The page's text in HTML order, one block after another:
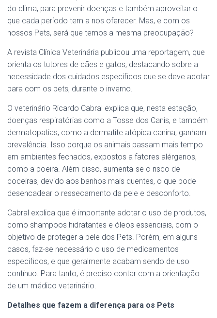
do clima, para prevenir doenças e também aproveitar o
que cada período tem a nos oferecer. Mas, e com os
nossos Pets, será que temos a mesma preocupação?
A revista Clínica Veterinária publicou uma reportagem, que
orienta os tutores de cães e gatos, destacando sobre a
necessidade dos cuidados específicos que se deve adotar
para com os pets, durante o inverno.
O veterinário Ricardo Cabral explica que, nesta estação,
doenças respiratórias como a Tosse dos Canis, e também
dermatopatias, como a dermatite atópica canina, ganham
prevalência. Isso porque os animais passam mais tempo
em ambientes fechados, expostos a fatores alérgenos,
como a poeira. Além disso, aumenta-se o risco de
coceiras, devido aos banhos mais quentes, o que pode
desencadear o ressecamento da pele e desconforto.
Cabral explica que é importante adotar o uso de produtos,
como shampoos hidratantes e óleos essenciais, com o
objetivo de proteger a pele dos Pets. Porém, em alguns
casos, faz-se necessário o uso de medicamentos
específicos, e que geralmente acabam sendo de uso
contínuo. Para tanto, é preciso contar com a orientação
de um médico veterinário.
Detalhes que fazem a diferença para os Pets